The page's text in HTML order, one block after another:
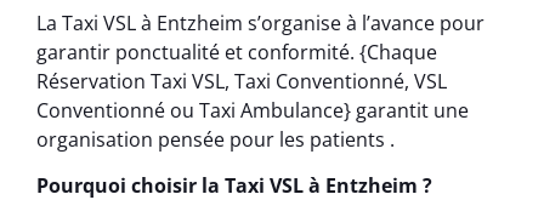
La Taxi VSL à Entzheim s’organise à l’avance pour
garantir ponctualité et conformité. {Chaque
Réservation Taxi VSL, Taxi Conventionné, VSL
Conventionné ou Taxi Ambulance} garantit une
organisation pensée pour les patients .
Pourquoi choisir la Taxi VSL à Entzheim ?